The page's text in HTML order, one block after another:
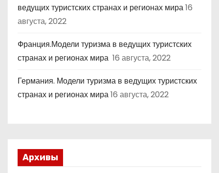
ведущих туристских странах и регионах мира16
августа, 2022
Франция.Модели туризма в ведущих туристских
странах и регионах мира 16 августа, 2022
Германия. Модели туризма в ведущих туристских
странах и регионах мира16 августа, 2022
Архивы